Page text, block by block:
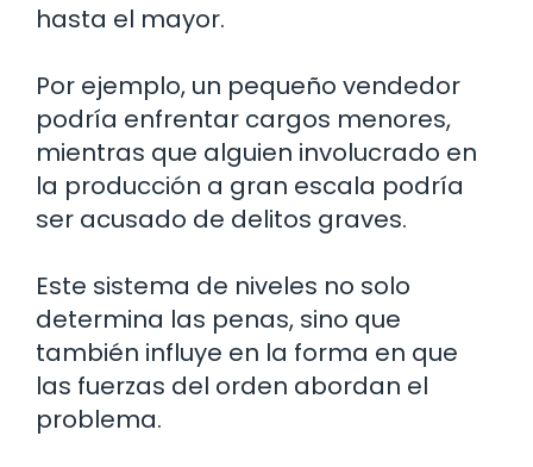
hasta el mayor.
Por ejemplo, un pequeño vendedor
podría enfrentar cargos menores,
mientras que alguien involucrado en
la producción a gran escala podría
ser acusado de delitos graves.
Este sistema de niveles no solo
determina las penas, sino que
también influye en la forma en que
las fuerzas del orden abordan el
problema.